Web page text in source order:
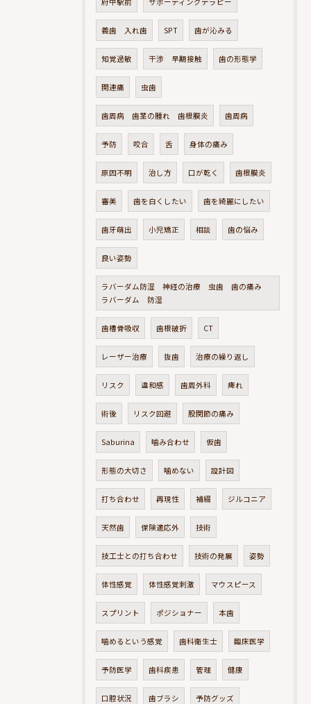
義歯 入れ歯 SPT 歯が沁みる
知覚過敏 干渉 早期接触 歯の形態学
関連痛 虫歯
歯周病 歯茎の腫れ 歯根膜炎 歯周病
予防 咬合 舌 身体の痛み
原因不明 治し方 口が乾く 歯根膜炎
審美 歯を白くしたい 歯を綺麗にしたい
歯牙萌出 小児矯正 相談 歯の悩み
良い姿勢
ラバーダム防湿 神経の治療 虫歯 歯の痛み
ラバーダム 防湿
歯槽骨吸収 歯根破折 CT
レーザー治療 抜歯 治療の繰り返し
リスク 違和感 歯周外科 痺れ
術後 リスク回避 股関節の痛み
Saburina 噛み合わせ 仮歯
形態の大切さ 噛めない 設計図
打ち合わせ 再現性 補綴 ジルコニア
天然歯 保険適応外 技術
技工士との打ち合わせ 技術の発展 姿勢
体性感覚 体性感覚刺激 マウスピース
スプリント ポジショナー 本歯
噛めるという感覚 歯科衛生士 臨床医学
予防医学 歯科疾患 管理 健康
口腔状況 歯ブラシ 予防グッズ